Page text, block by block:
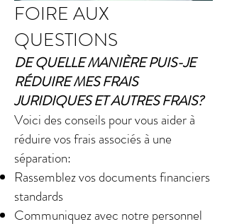
FOIRE AUX
QUESTIONS
DE QUELLE MANIÈRE PUIS-JE
RÉDUIRE MES FRAIS
JURIDIQUES ET AUTRES FRAIS?
Voici des conseils pour vous aider à
réduire vos frais associés à une
séparation:​
Rassemblez vos documents financiers
standards
Communiquez avec notre personnel